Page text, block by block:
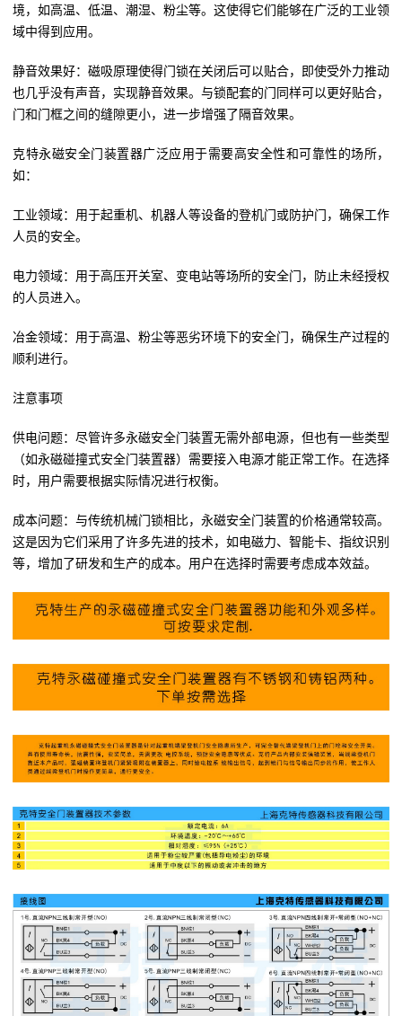
境，如高温、低温、潮湿、粉尘等。这使得它们能够在广泛的工业领
域中得到应用。
静音效果好：磁吸原理使得门锁在关闭后可以贴合，即使受外力推动
也几乎没有声音，实现静音效果。与锁配套的门同样可以更好贴合，
门和门框之间的缝隙更小，进一步增强了隔音效果。
克特永磁安全门装置器广泛应用于需要高安全性和可靠性的场所，
如：
工业领域：用于起重机、机器人等设备的登机门或防护门，确保工作
人员的安全。
电力领域：用于高压开关室、变电站等场所的安全门，防止未经授权
的人员进入。
冶金领域：用于高温、粉尘等恶劣环境下的安全门，确保生产过程的
顺利进行。
注意事项
供电问题：尽管许多永磁安全门装置无需外部电源，但也有一些类型
（如永磁碰撞式安全门装置器）需要接入电源才能正常工作。在选择
时，用户需要根据实际情况进行权衡。
成本问题：与传统机械门锁相比，永磁安全门装置的价格通常较高。
这是因为它们采用了许多先进的技术，如电磁力、智能卡、指纹识别
等，增加了研发和生产的成本。用户在选择时需要考虑成本效益。